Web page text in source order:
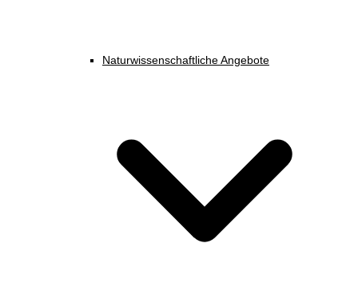
Naturwissenschaftliche Angebote